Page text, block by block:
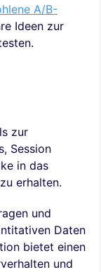
A/B-
Ideen zur
zur
Session
in das
erhalten.
und
Daten
bietet einen
und